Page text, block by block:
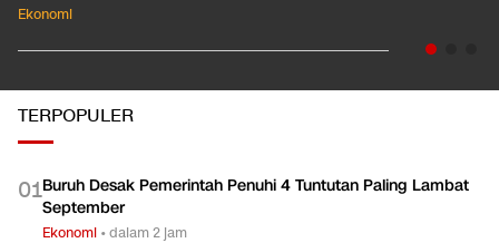
Ekonomi
TERPOPULER
01Buruh Desak Pemerintah Penuhi 4 Tuntutan Paling Lambat
September
Ekonomi •dalam 2 jam